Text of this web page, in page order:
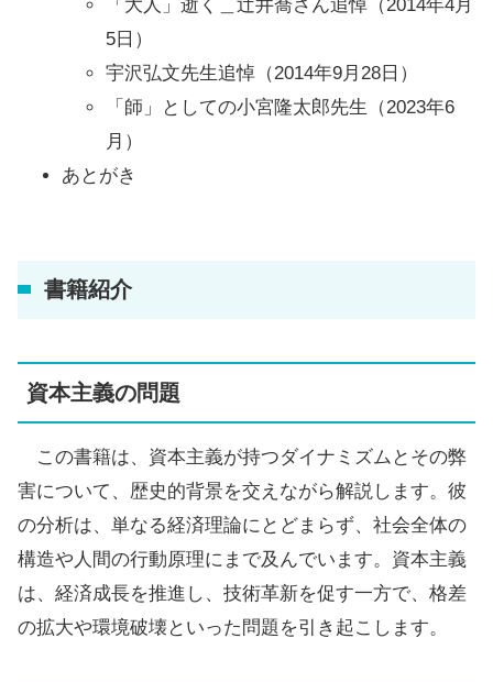
「大人」逝く＿辻井喬さん追悼（2014年4月
5日）
宇沢弘文先生追悼（2014年9月28日）
「師」としての小宮隆太郎先生（2023年6
月）
あとがき
書籍紹介
資本主義の問題
この書籍は、資本主義が持つダイナミズムとその弊
害について、歴史的背景を交えながら解説します。彼
の分析は、単なる経済理論にとどまらず、社会全体の
構造や人間の行動原理にまで及んでいます。資本主義
は、経済成長を推進し、技術革新を促す一方で、格差
の拡大や環境破壊といった問題を引き起こします。